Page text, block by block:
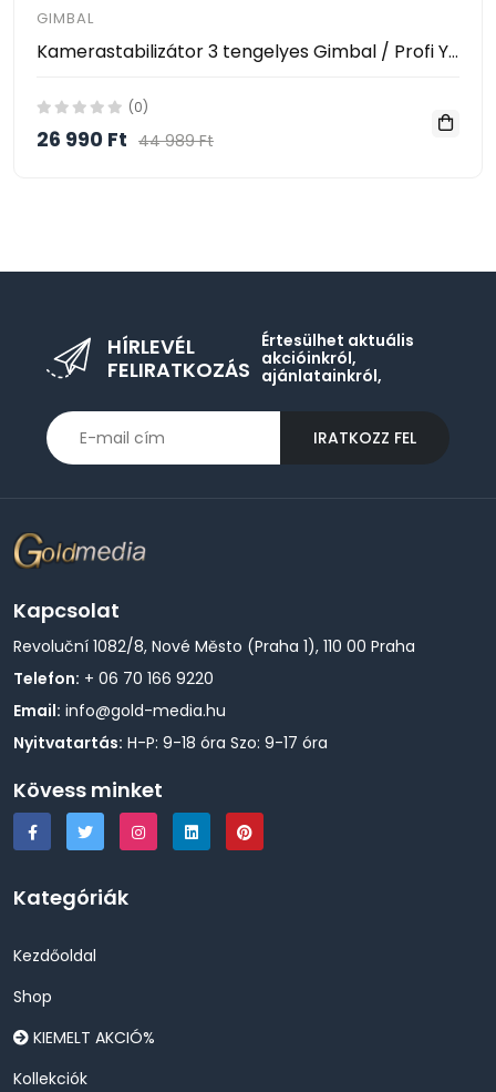
GIMBAL
Kamerastabilizátor 3 tengelyes Gimbal / Profi Youtube és TikTok videók készítéséhez
(0)
26 990 Ft 44 989 Ft
HÍRLEVÉL
FELIRATKOZÁS
Értesülhet aktuális
akcióinkról,
ajánlatainkról,
IRATKOZZ FEL
Kapcsolat
Revoluční 1082/8, Nové Město (Praha 1), 110 00 Praha
Telefon: + 06 70 166 9220
Email: info@gold-media.hu
Nyitvatartás: H-P: 9-18 óra Szo: 9-17 óra
Kövess minket
Kategóriák
Kezdőoldal
Shop
KIEMELT AKCIÓ%
Kollekciók